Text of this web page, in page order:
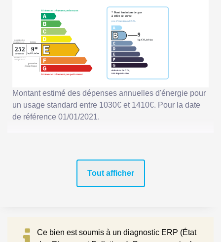
Montant estimé des dépenses annuelles d'énergie pour
un usage standard entre 1030€ et 1410€. Pour la date
de référence 01/01/2021.
Tout afficher
Ce bien est soumis à un diagnostic ERP (État